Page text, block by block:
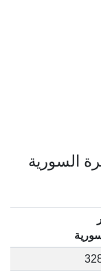
السورية